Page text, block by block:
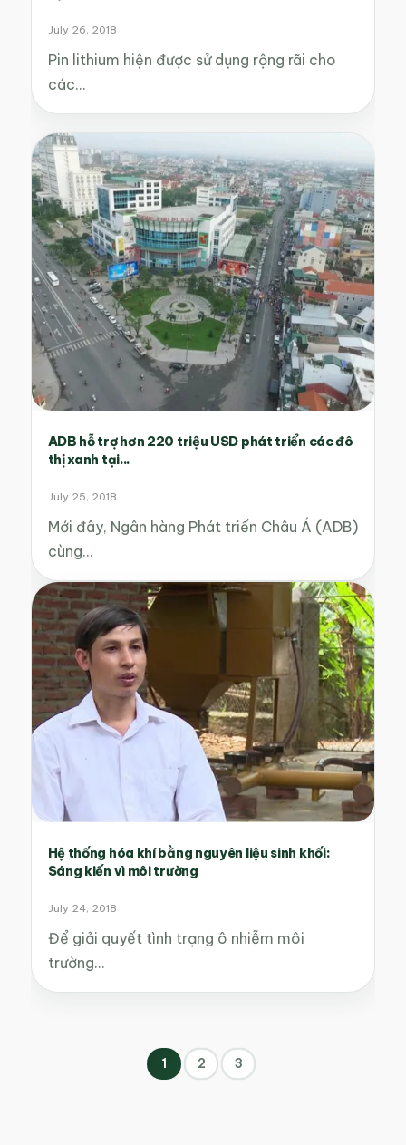
July 26, 2018
Pin lithium hiện được sử dụng rộng rãi cho
các…
ADB hỗ trợ hơn 220 triệu USD phát triển các đô
thị xanh tại...
July 25, 2018
Mới đây, Ngân hàng Phát triển Châu Á (ADB)
cùng…
Hệ thống hóa khí bằng nguyên liệu sinh khối:
Sáng kiến vì môi trường
July 24, 2018
Để giải quyết tình trạng ô nhiễm môi
trường…
1 2 3